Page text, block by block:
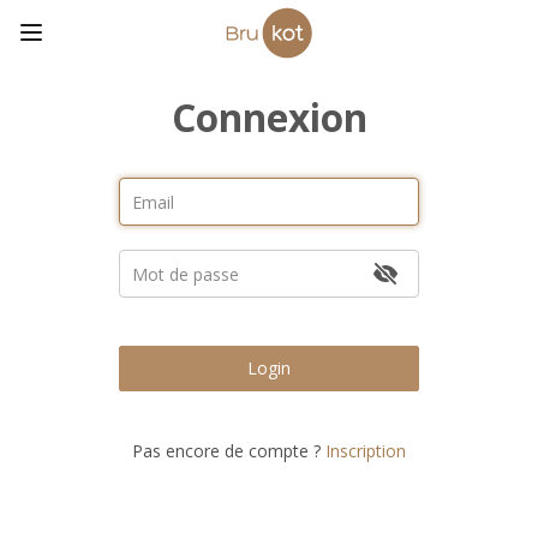
Connexion
Login
Pas encore de compte ? Inscription